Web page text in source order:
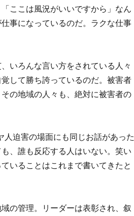
ここは風況がいいですから」なん
事になっているのだ。ラクな仕事
いろんな言い方をされている人々
して勝ち誇っているのだ。被害者
の地域の人々も、絶対に被害者の
迫害の場面にも同じお話があった
、誰も反応する人はいない。笑い
いることはこれまで書いてきたと
の管理。リーダーは表彰され、叙